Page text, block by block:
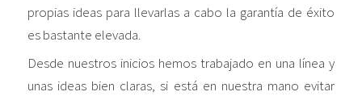
propias ideas para llevarlas a cabo la garantía de éxito
es bastante elevada.
Desde nuestros inicios hemos trabajado en una línea y
unas ideas bien claras, si está en nuestra mano evitar